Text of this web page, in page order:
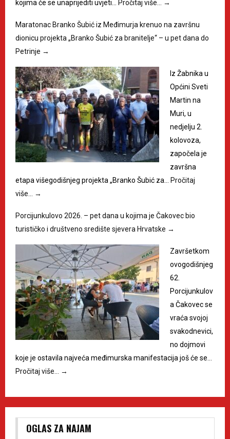
kojima će se unaprijediti uvjeti… Pročitaj više… →
Maratonac Branko Šubić iz Međimurja krenuo na završnu
dionicu projekta „Branko Šubić za branitelje“ – u pet dana do
Petrinje →
Iz Žabnika u
Općini Sveti
Martin na
Muri, u
nedjelju 2.
kolovoza,
započela je
završna
etapa višegodišnjeg projekta „Branko Šubić za… Pročitaj
više… →
Porcijunkulovo 2026. – pet dana u kojima je Čakovec bio
turističko i društveno središte sjevera Hrvatske →
Završetkom
ovogodišnjeg
62.
Porcijunkulov
a Čakovec se
vraća svojoj
svakodnevici,
no dojmovi
koje je ostavila najveća međimurska manifestacija još će se…
Pročitaj više… →
OGLAS ZA NAJAM